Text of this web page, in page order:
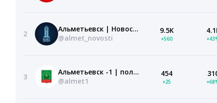
2
Альметьевск | Новости
@almet_novosti
9.5K
+560
3
Альметьевск -1 | полезный паблик города
@almet1
454
+25